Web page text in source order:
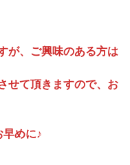
が、ご興味のある方は
せて頂きますので、お
めに♪